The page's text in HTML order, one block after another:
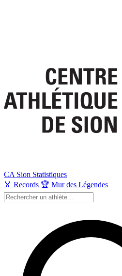
CA Sion Statistiques
🏅 Records 🏆 Mur des Légendes